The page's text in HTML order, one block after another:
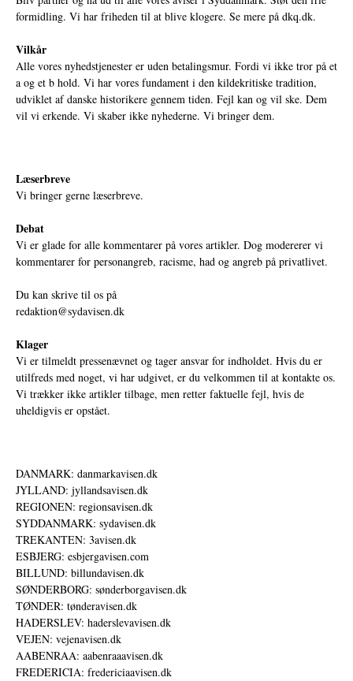
formidling. Vi har friheden til at blive klogere. Se mere på dkq.dk.
Vilkår
Alle vores nyhedstjenester er uden betalingsmur. Fordi vi ikke tror på et
a og et b hold. Vi har vores fundament i den kildekritiske tradition,
udviklet af danske historikere gennem tiden. Fejl kan og vil ske. Dem
vil vi erkende. Vi skaber ikke nyhederne. Vi bringer dem.
Læserbreve
Vi bringer gerne læserbreve.
Debat
Vi er glade for alle kommentarer på vores artikler. Dog modererer vi
kommentarer for personangreb, racisme, had og angreb på privatlivet.
Du kan skrive til os på
redaktion@sydavisen.dk
Klager
Vi er tilmeldt pressenævnet og tager ansvar for indholdet. Hvis du er
utilfreds med noget, vi har udgivet, er du velkommen til at kontakte os.
Vi trækker ikke artikler tilbage, men retter faktuelle fejl, hvis de
uheldigvis er opstået.
DANMARK: danmarkavisen.dk
JYLLAND: jyllandsavisen.dk
REGIONEN: regionsavisen.dk
SYDDANMARK: sydavisen.dk
TREKANTEN: 3avisen.dk
ESBJERG: esbjergavisen.com
BILLUND: billundavisen.dk
SØNDERBORG: sønderborgavisen.dk
TØNDER: tønderavisen.dk
HADERSLEV: haderslevavisen.dk
VEJEN: vejenavisen.dk
AABENRAA: aabenraaavisen.dk
FREDERICIA: fredericiaavisen.dk